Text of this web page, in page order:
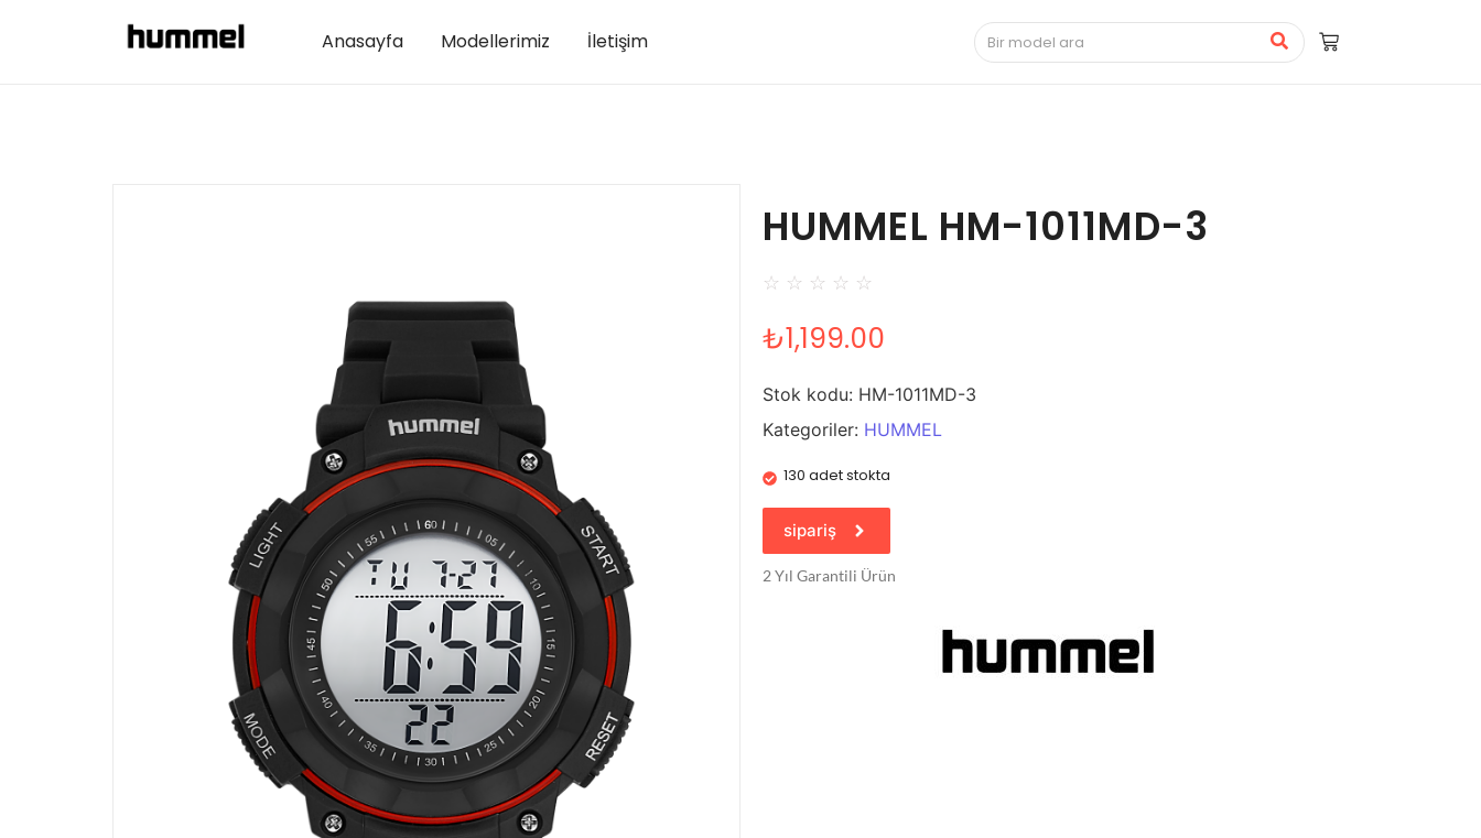
Anasayfa Modellerimiz İletişim
HUMMEL HM-1011MD-3
☆ ☆ ☆ ☆ ☆
₺1,199.00
Stok kodu: HM-1011MD-3
Kategoriler: HUMMEL
130 adet stokta
sipariş
2 Yıl Garantili Ürün